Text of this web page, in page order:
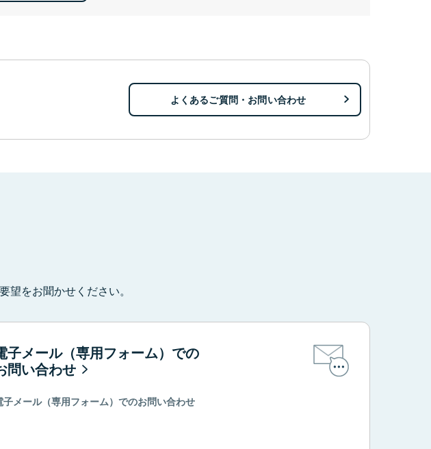
よくあるご質問・お問い合わせ
をお聞かせください。
子メール（専用フォーム）での
問い合わせ
子メール（専用フォーム）でのお問い合わせ